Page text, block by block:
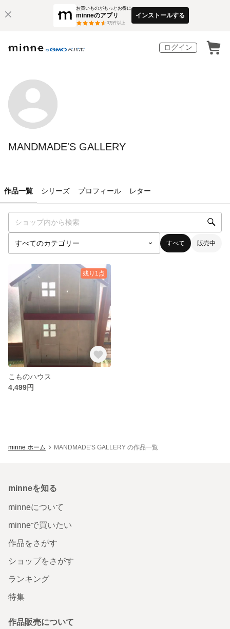
お買いものがもっとお得に
minneのアプリ
3万件以上
インストールする
ログイン
MANDMADE'S GALLERY
作品一覧 シリーズ プロフィール レター
すべて 販売中
残り1点
こものハウス
4,499円
minne ホーム MANDMADE'S GALLERY の作品一覧
minneを知る
minneについて
minneで買いたい
作品をさがす
ショップをさがす
ランキング
特集
作品販売について